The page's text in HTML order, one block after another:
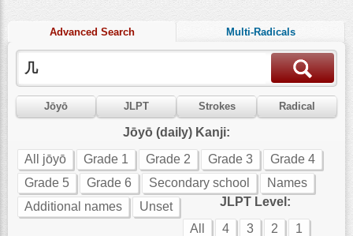
Advanced Search Multi-Radicals
Jōyō JLPT Strokes Radical
Jōyō (daily) Kanji:
All jōyō
Grade 1 Grade 2 Grade 3
Grade 4
Grade 5
Grade 6 Secondary school
Names
Additional names
Unset
JLPT Level:
All
4 3 2
1